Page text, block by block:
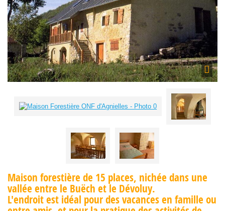
Maison forestière de 15 places, nichée dans une
vallée entre le Buëch et le Dévoluy.
L'endroit est idéal pour des vacances en famille ou